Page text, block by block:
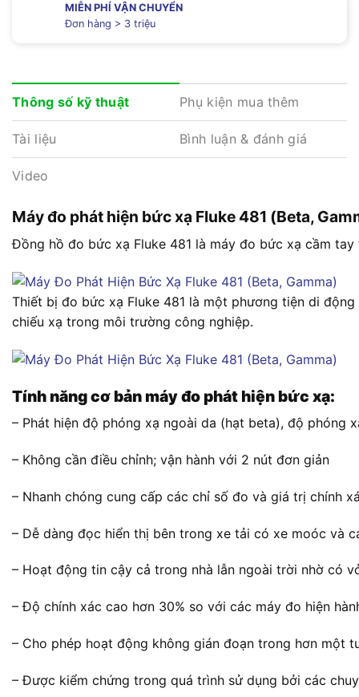
MIỄN PHÍ VẬN CHUYỂN
Đơn hàng > 3 triệu
Thông số kỹ thuật Phụ kiện mua thêm
Tài liệu Bình luận & đánh giá
Video
Máy đo phát hiện bức xạ Fluke 481 (Beta,
Đồng hồ đo bức xạ Fluke 481 là máy đo bức xạ cầm
Thiết bị đo bức xạ Fluke 481 là một phương tiện di
chiếu xạ trong môi trường công nghiệp.
Tính năng cơ bản máy đo phát hiện bức xạ:
– Phát hiện độ phóng xạ ngoài da (hạt beta), độ phóng
– Không cần điều chỉnh; vận hành với 2 nút đơn giản
– Nhanh chóng cung cấp các chỉ số đo và giá trị chính
– Dễ dàng đọc hiển thị bên trong xe tải có xe moóc và
– Hoạt động tin cậy cả trong nhà lẫn ngoài trời nhờ có
– Độ chính xác cao hơn 30% so với các máy đo hiện
– Cho phép hoạt động không gián đoạn trong hơn một
– Được kiểm chứng trong quá trình sử dụng bởi các